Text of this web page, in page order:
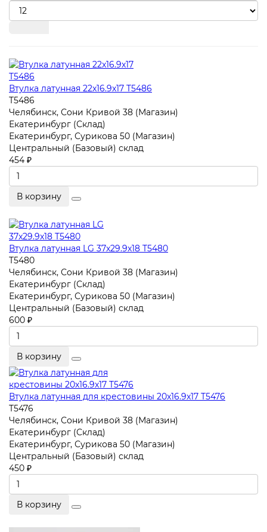
Втулка латунная 22x16.9x17 T5486
T5486
Челябинск, Сони Кривой 38 (Магазин)
Екатеринбург (Склад)
Екатеринбург, Сурикова 50 (Магазин)
Центральный (Базовый) склад
454 ₽
В корзину
Втулка латунная LG 37x29.9x18 T5480
T5480
Челябинск, Сони Кривой 38 (Магазин)
Екатеринбург (Склад)
Екатеринбург, Сурикова 50 (Магазин)
Центральный (Базовый) склад
600 ₽
В корзину
Втулка латунная для крестовины 20x16.9x17 T5476
T5476
Челябинск, Сони Кривой 38 (Магазин)
Екатеринбург (Склад)
Екатеринбург, Сурикова 50 (Магазин)
Центральный (Базовый) склад
450 ₽
В корзину